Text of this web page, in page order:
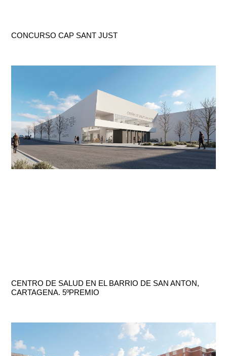
CONCURSO CAP SANT JUST
CENTRO DE SALUD EN EL BARRIO DE SAN ANTON,
CARTAGENA. 5ºPREMIO